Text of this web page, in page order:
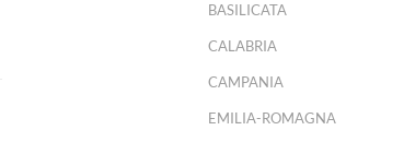
BASILICATA
CALABRIA
CAMPANIA
EMILIA-ROMAGNA